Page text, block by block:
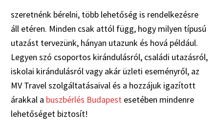
szeretnénk bérelni, több lehetőség is rendelkezésre
áll etéren. Minden csak attól függ, hogy milyen típusú
utazást tervezünk, hányan utazunk és hová például.
Legyen szó csoportos kirándulásról, családi utazásról,
iskolai kirándulásról vagy akár üzleti eseményről, az
MV Travel szolgáltatásaival és a hozzájuk igazított
árakkal a buszbérlés Budapest esetében mindenre
lehetőséget biztosít!